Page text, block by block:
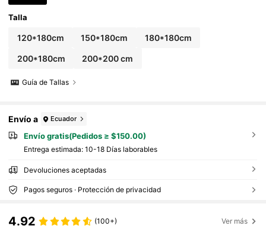
Talla
120*180cm 150*180cm 180*180cm
200*180cm 200*200 cm
Guía de Tallas
Envío a Ecuador
Envío gratis(Pedidos ≥ $150.00)
Entrega estimada: 10-18 Días laborables
Devoluciones aceptadas
Pagos seguros · Protección de privacidad
4.92 (100+) Ver más